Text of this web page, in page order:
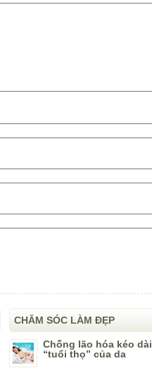
CHĂM SÓC LÀM ĐẸP
Chống lão hóa kéo dài
“tuổi thọ” của da